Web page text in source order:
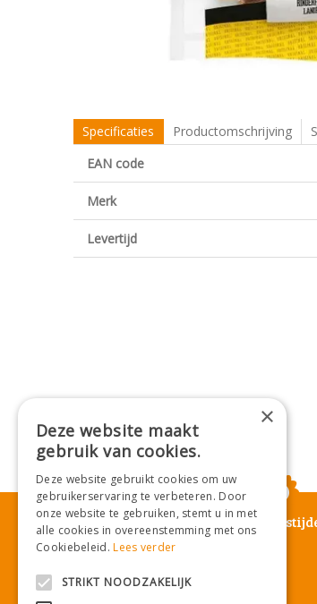
Specificaties Productomschrijving
EAN code
Merk
Levertijd
Maandag
Woensdag
×
Deze website maakt
gebruik van cookies.
Deze website gebruikt cookies om uw
gebruikerservaring te verbeteren. Door
onze website te gebruiken, stemt u in met
alle cookies in overeenstemming met ons
Cookiebeleid.Lees verder
STRIKT NOODZAKELIJK